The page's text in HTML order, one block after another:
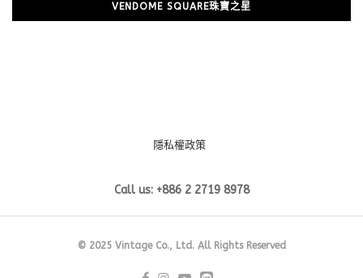
VENDOME SQUARE珠寶之星
隱私權政策
Call us: +886 2 2719 8978
© 2025 Vintage Co., Ltd. All Rights Reserved